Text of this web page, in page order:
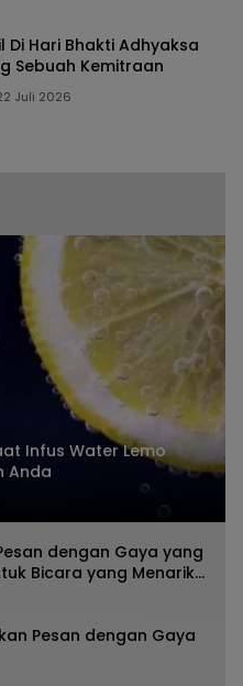
Di Hari Bhakti Adhyaksa
Sebuah Kemitraan
Juli 2026
Infus Water Lemo
Anda
dengan Gaya yang
Bicara yang Menarik
Pesan dengan Gaya